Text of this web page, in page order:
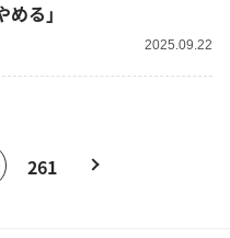
る」
2025.09.22
261